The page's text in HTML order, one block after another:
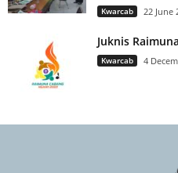
Kwarcab 22 June
Juknis
Kwarcab 4